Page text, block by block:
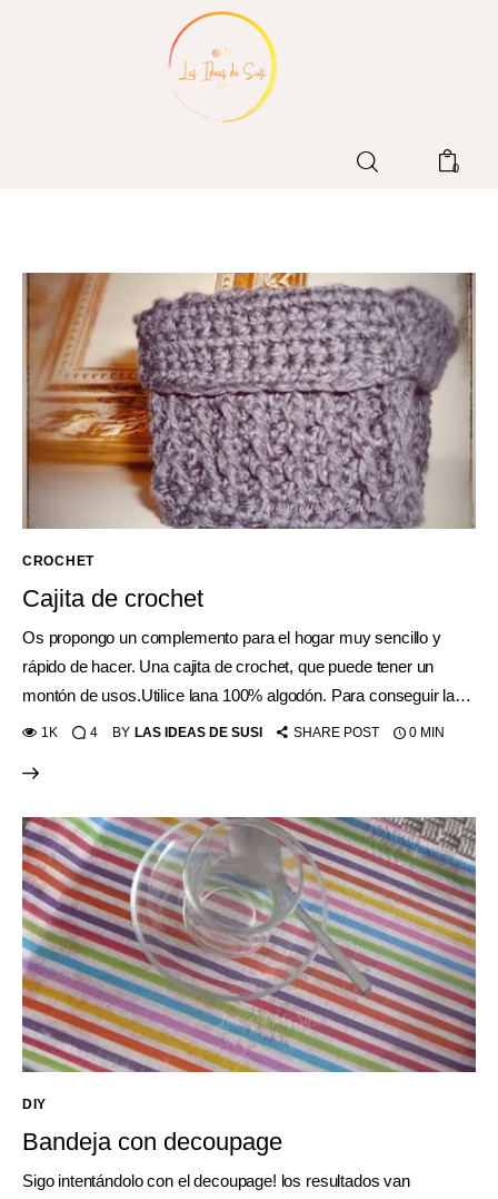
0
Tienda
Contacto
Sobre mi
CROCHET
Cajita de crochet
Os propongo un complemento para el hogar muy sencillo y
rápido de hacer. Una cajita de crochet, que puede tener un
montón de usos.Utilice lana 100% algodón. Para conseguir la…
1K 4 BY LAS IDEAS DE SUSI SHARE POST 0 MIN
DIY
Bandeja con decoupage
Sigo intentándolo con el decoupage! los resultados van